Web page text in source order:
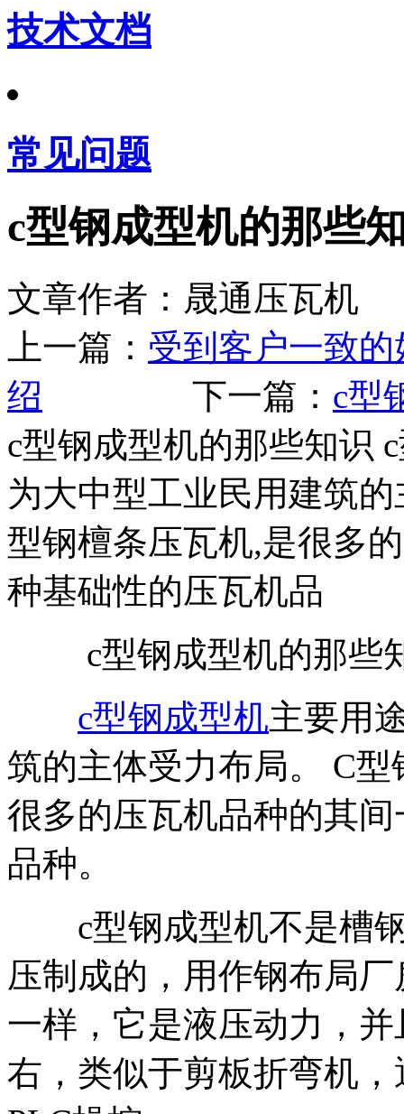
技术文档
常见问题
c型钢成型机的那些
文章作者：晟通压瓦
上一篇： 受到客户一致
绍 下一篇： c型
c型钢成型机的那些知识
为大中型工业民用建筑
型钢檀条压瓦机,是很多
种基础性的压瓦机品
c型钢成型机的那些
c型钢成型机主要用
筑的主体受力布局。 C
很多的压瓦机品种的其
品种。
c型钢成型机不是槽钢
压制成的，用作钢布局
一样，它是液压动力，
右，类似于剪板折弯机